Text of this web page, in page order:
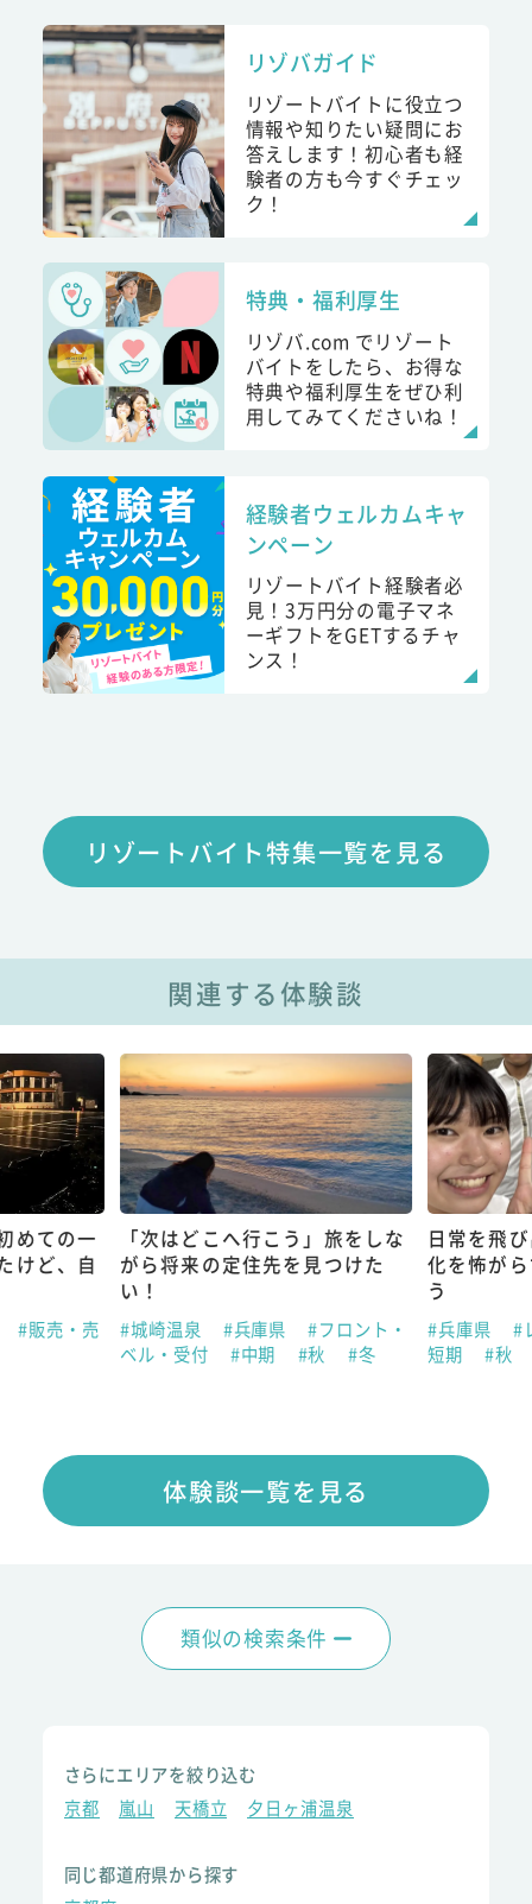
リゾバガイド
リゾートバイトに役立つ
情報や知りたい疑問にお
答えします！初心者も経
験者の方も今すぐチェッ
ク！
特典・福利厚生
リゾバ.com でリゾート
バイトをしたら、お得な
特典や福利厚生をぜひ利
用してみてくださいね！
経験者ウェルカムキャ
ンペーン
リゾートバイト経験者必
見！3万円分の電子マネ
ーギフトをGETするチャ
ンス！
リゾートバイト特集一覧を見る
関連する体験談
めての一
けど、自
#販売・売
「次はどこへ行こう」旅をしな
がら将来の定住先を見つけた
い！
#城崎温泉 #兵庫県
#フロント・
ベル・受付
#中期 #秋 #冬
日常を飛
化を怖が
う
#兵庫県
#
短期
#秋
体験談一覧を見る
類似の検索条件
さらにエリアを絞り込む
京都
嵐山 天橋立 夕日ヶ浦温泉
同じ都道府県から探す